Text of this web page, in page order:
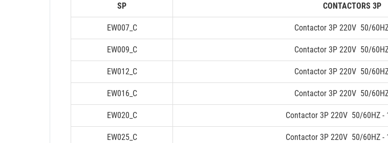
SP CONTACTORS 3P
EW007_C Contactor 3P 220V 50/
EW009_C Contactor 3P 220V 50/
EW012_C Contactor 3P 220V 50/
EW016_C Contactor 3P 220V 50/
EW020_C Contactor 3P 220V 50/60HZ -
EW025_C Contactor 3P 220V 50/60HZ -